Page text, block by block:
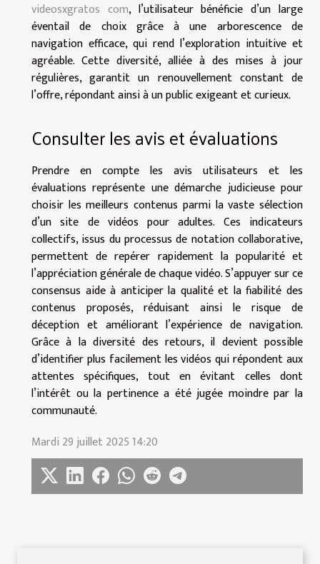
videosxgratos com, l’utilisateur bénéficie d’un large
éventail de choix grâce à une arborescence de
navigation efficace, qui rend l’exploration intuitive et
agréable. Cette diversité, alliée à des mises à jour
régulières, garantit un renouvellement constant de
l’offre, répondant ainsi à un public exigeant et curieux.
Consulter les avis et évaluations
Prendre en compte les avis utilisateurs et les
évaluations représente une démarche judicieuse pour
choisir les meilleurs contenus parmi la vaste sélection
d’un site de vidéos pour adultes. Ces indicateurs
collectifs, issus du processus de notation collaborative,
permettent de repérer rapidement la popularité et
l’appréciation générale de chaque vidéo. S’appuyer sur ce
consensus aide à anticiper la qualité et la fiabilité des
contenus proposés, réduisant ainsi le risque de
déception et améliorant l’expérience de navigation.
Grâce à la diversité des retours, il devient possible
d’identifier plus facilement les vidéos qui répondent aux
attentes spécifiques, tout en évitant celles dont
l’intérêt ou la pertinence a été jugée moindre par la
communauté.
Mardi 29 juillet 2025 14:20